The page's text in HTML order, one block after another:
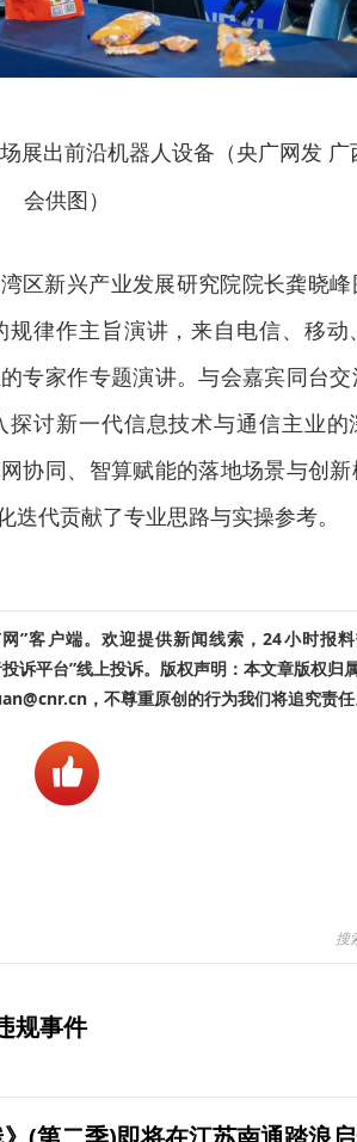
展出前沿机器人设备（央广网发 广
会供图）
区新兴产业发展研究院院长龚晓
律作主旨演讲，来自电信、移动
专家作专题演讲。与会嘉宾同台
讨新一代信息技术与通信主业的
协同、智算赋能的落地场景与创
代贡献了专业思路与实操参考。
”客户端。欢迎提供新闻线索，24小时报
诉平台”线上投诉。版权声明：本文章版权归
，不尊重原创的行为我们将追究责任
规事件